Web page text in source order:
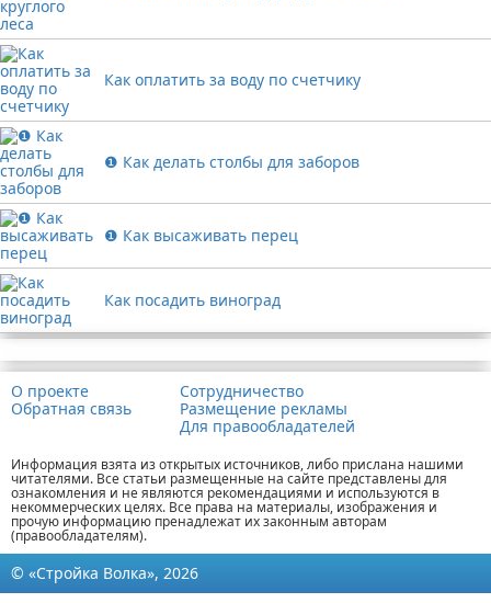
Как оплатить за воду по счетчику
❶ Как делать столбы для заборов
❶ Как высаживать перец
Как посадить виноград
О проекте
Обратная связь
Сотрудничество
Размещение рекламы
Для правообладателей
Информация взята из открытых источников, либо прислана нашими
читателями. Все статьи размещенные на сайте представлены для
ознакомления и не являются рекомендациями и используются в
некоммерческих целях. Все права на материалы, изображения и
прочую информацию пренадлежат их законным авторам
(правообладателям).
© «Стройка Волка», 2026